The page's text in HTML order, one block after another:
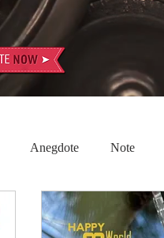
Anegdote Note